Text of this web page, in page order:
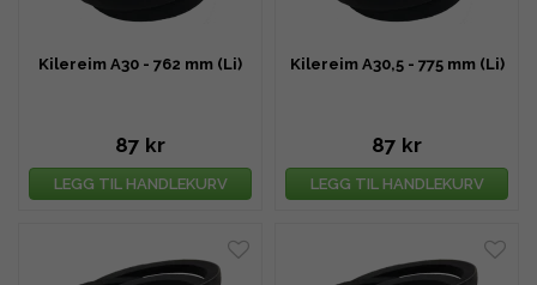
Kilereim A30 - 762 mm (Li)
87 kr
LEGG TIL HANDLEKURV
Kilereim A30,5 - 775 mm (Li)
87 kr
LEGG TIL HANDLEKURV